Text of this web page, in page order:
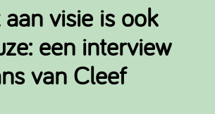
visie is ook
een interview
van Cleef